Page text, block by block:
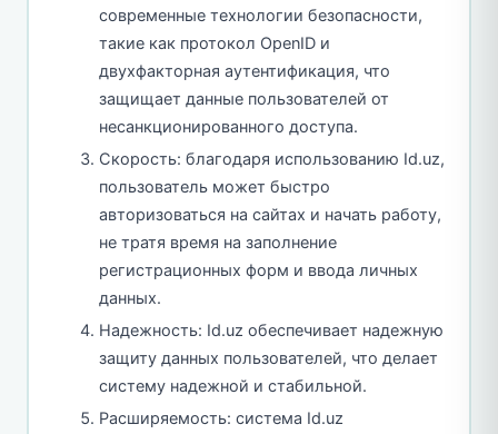
современные технологии безопасности,
такие как протокол OpenID и
двухфакторная аутентификация, что
защищает данные пользователей от
несанкционированного доступа.
Скорость: благодаря использованию Id.uz,
пользователь может быстро
авторизоваться на сайтах и начать работу,
не тратя время на заполнение
регистрационных форм и ввода личных
данных.
Надежность: Id.uz обеспечивает надежную
защиту данных пользователей, что делает
систему надежной и стабильной.
Расширяемость: система Id.uz